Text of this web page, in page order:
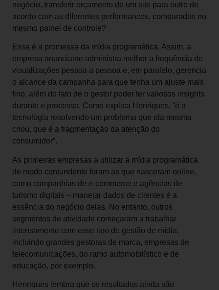
negócio, transferir orçamento de um site para outro de
acordo com as diferentes performances, comparadas no
mesmo painel de controle?
Essa é a promessa da mídia programática. Assim, a
empresa anunciante administra melhor a frequência de
visualizações pessoa a pessoa e, em paralelo, gerencia
o alcance da campanha para que tenha um ajuste mais
fino, além do fato de o gestor poder ter valiosos insights
durante o processo. Como explica Henriques, “é a
tecnologia resolvendo um problema que ela mesma
criou, que é a fragmentação da atenção do
consumidor”.
As primeiras empresas a utilizar a mídia programática
de modo contundente foram as que nasceram online,
como companhias de e-commerce e agências de
turismo digitais – manejar dados de clientes é a
essência do negócio delas. No entanto, outros
segmentos de atividade começaram a trabalhar
intensamente com esse tipo de gestão de mídia,
incluindo grandes gestoras de marca, empresas de
telecomunicações, do ramo automobilístico e de
educação, por exemplo.
Henriques lembra que os resultados ainda são